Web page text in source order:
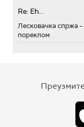
Re: Eh...
Лесковачка спржа
пореклом